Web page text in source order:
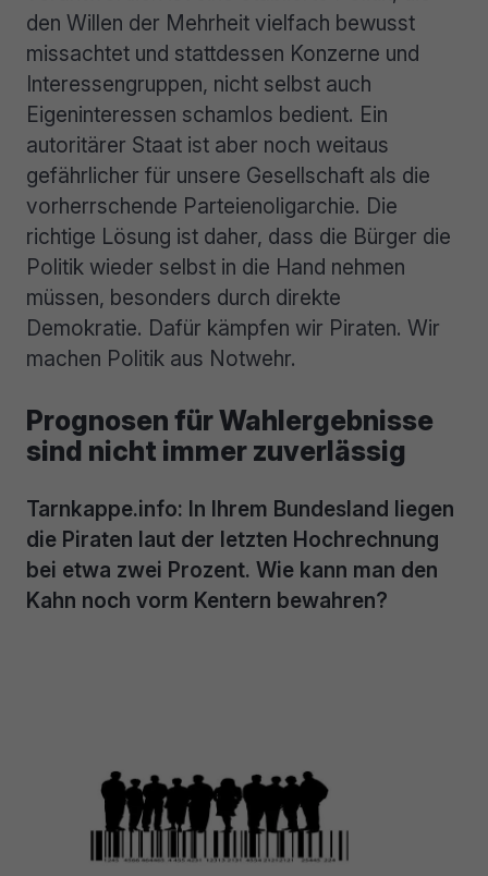
den Willen der Mehrheit vielfach bewusst
missachtet und stattdessen Konzerne und
Interessengruppen, nicht selbst auch
Eigeninteressen schamlos bedient. Ein
autoritärer Staat ist aber noch weitaus
gefährlicher für unsere Gesellschaft als die
vorherrschende Parteienoligarchie. Die
richtige Lösung ist daher, dass die Bürger die
Politik wieder selbst in die Hand nehmen
müssen, besonders durch direkte
Demokratie. Dafür kämpfen wir Piraten. Wir
machen Politik aus Notwehr.
Prognosen für Wahlergebnisse
sind nicht immer zuverlässig
Tarnkappe.info: In Ihrem Bundesland liegen
die Piraten laut der letzten Hochrechnung
bei etwa zwei Prozent. Wie kann man den
Kahn noch vorm Kentern bewahren?